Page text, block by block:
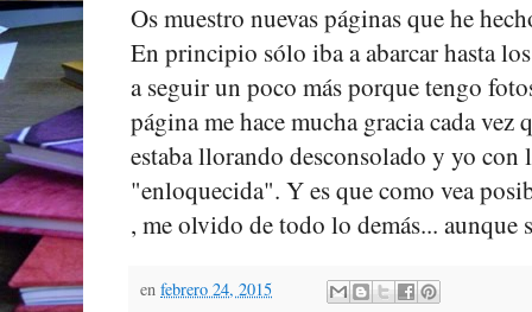
Os muestro nuevas páginas que he
En principio sólo iba a abarcar hasta
a seguir un poco más porque tengo
página me hace mucha gracia cada vez
estaba llorando desconsolado y yo con
"enloquecida". Y es que como vea
, me olvido de todo lo demás... aunque
en febrero 24, 2015